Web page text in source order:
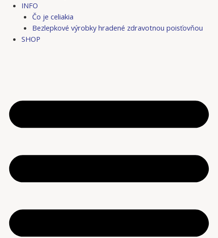
INFO
Čo je celiakia
Bezlepkové výrobky hradené zdravotnou poisťovňou
SHOP